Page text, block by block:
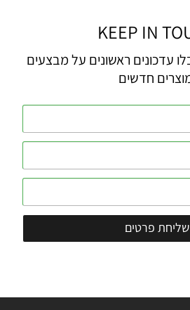
KEEP IN
עדכונים ראשונים על מבצעים
חדשים